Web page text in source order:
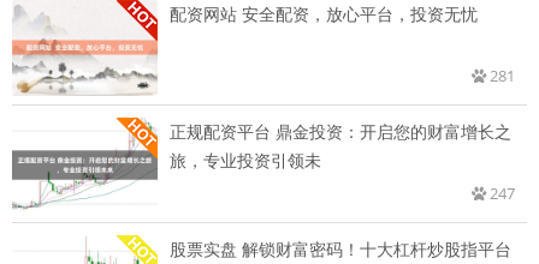
配资网站 安全配资，放心平台，投资无忧
281
正规配资平台 鼎金投资：开启您的财富增长之
旅，专业投资引领未
247
股票实盘 解锁财富密码！十大杠杆炒股指平台